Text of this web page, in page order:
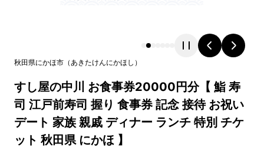
秋田県にかほ市 （あきたけんにかほし ）
すし屋の中川 お食事券20000円分【 鮨 寿
司 江戸前寿司 握り 食事券 記念 接待 お祝い
デート 家族 親戚 ディナー ランチ 特別 チケ
ット 秋田県 にかほ 】